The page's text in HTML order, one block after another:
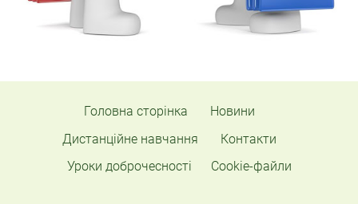
Головна сторінка
Новини
Дистанційне навчання
Контакти
Уроки доброчесності
Cookie-файли